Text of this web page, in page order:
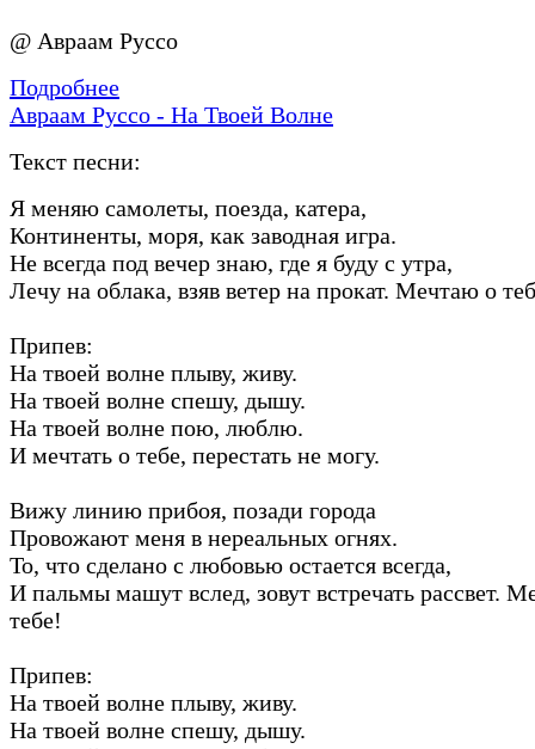
@ Авраам Руссо
Подробнее
Авраам Руссо - На Твоей Волне
Текст песни:
Я меняю самолеты, поезда, катера,
Континенты, моря, как заводная игра.
Не всегда под вечер знаю, где я буду с утра,
Лечу на облака, взяв ветер на прокат. Мечтаю о
Припев:
На твоей волне плыву, живу.
На твоей волне спешу, дышу.
На твоей волне пою, люблю.
И мечтать о тебе, перестать не могу.
Вижу линию прибоя, позади города
Провожают меня в нереальных огнях.
То, что сделано с любовью остается всегда,
И пальмы машут вслед, зовут встречать рассвет.
тебе!
Припев:
На твоей волне плыву, живу.
На твоей волне спешу, дышу.